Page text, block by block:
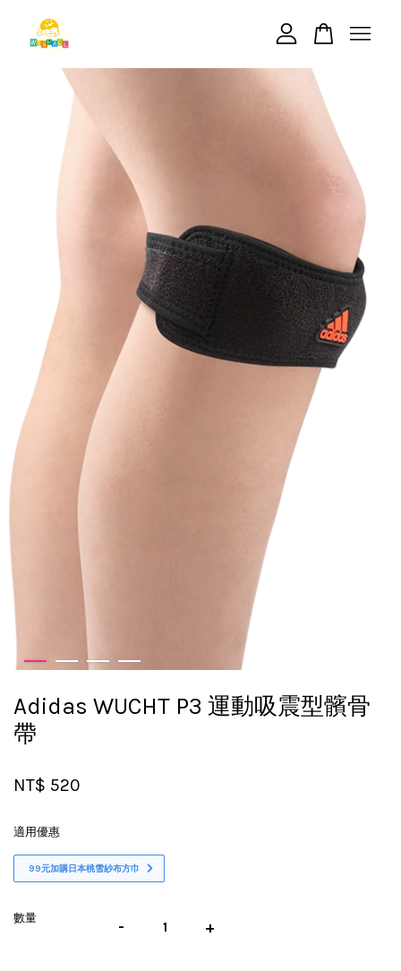
Adidas WUCHT P3 運動吸震型髕骨
帶
NT$ 520
適用優惠
99元加購日本桃雪紗布方巾
數量 - +
您的購物車目前還是空的。